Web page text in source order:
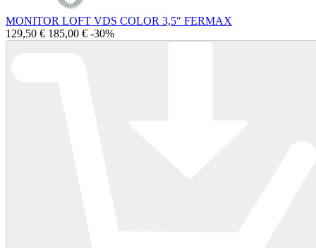
MONITOR LOFT VDS COLOR 3,5" FERMAX
129,50 € 185,00 € -30%